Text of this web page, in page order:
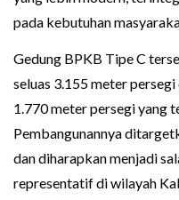
pada kebutuhan
Gedung BPKB Tipe C
seluas 3.155 meter
1.770 meter persegi yang
Pembangunannya
dan diharapkan menjadi
representatif di wilayah